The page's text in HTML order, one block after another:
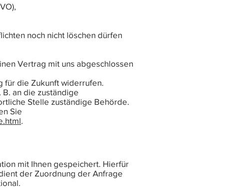
noch nicht löschen dürfen
Vertrag mit uns abgeschlossen
für die Zukunft widerrufen.
an die zuständige
Stelle zuständige Behörde.
Sie
.
mit Ihnen gespeichert. Hierfür
der Zuordnung der Anfrage